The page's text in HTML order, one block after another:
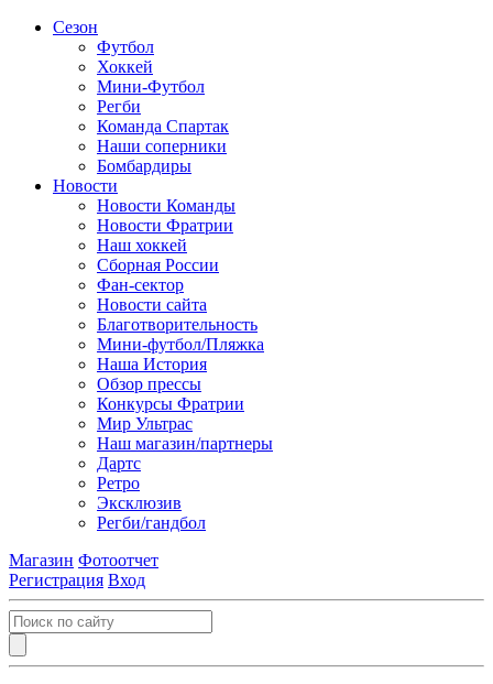
Сезон
Футбол
Хоккей
Мини-Футбол
Регби
Команда Спартак
Наши соперники
Бомбардиры
Новости
Новости Команды
Новости Фратрии
Наш хоккей
Сборная России
Фан-cектор
Новости сайта
Благотворительность
Мини-футбол/Пляжка
Наша История
Обзор прессы
Конкурсы Фратрии
Мир Ультрас
Наш магазин/партнеры
Дартс
Ретро
Эксклюзив
Регби/гандбол
Магазин Фотоотчет
Регистрация Вход